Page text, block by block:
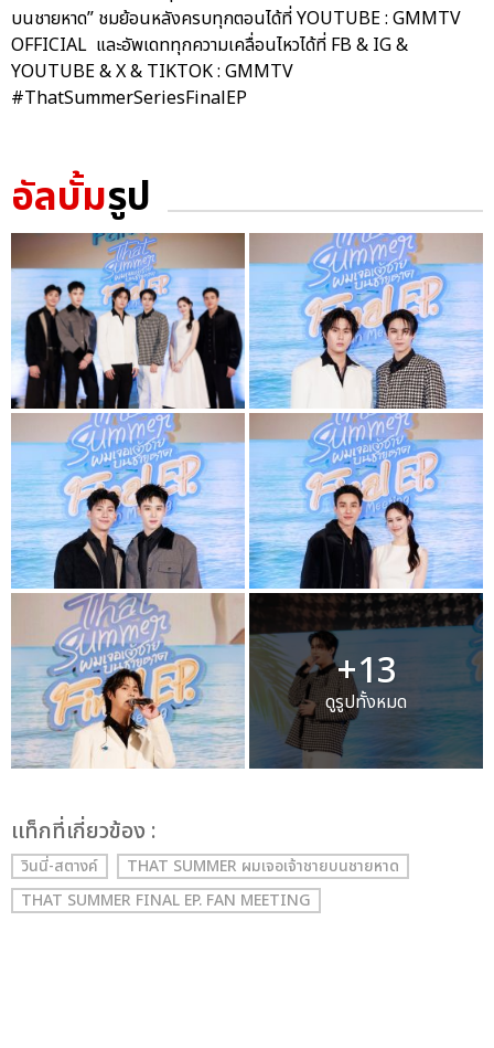
บนชายหาด” ชมย้อนหลังครบทุกตอนได้ที่ YOUTUBE : GMMTV
OFFICIAL และอัพเดททุกความเคลื่อนไหวได้ที่ FB & IG &
YOUTUBE & X & TIKTOK : GMMTV
#ThatSummerSeriesFinalEP
อัลบั้มรูป
+13
ดูรูปทั้งหมด
เเท็กที่เกี่ยวข้อง :
วินนี่-สตางค์
THAT SUMMER ผมเจอเจ้าชายบนชายหาด
THAT SUMMER FINAL EP. FAN MEETING